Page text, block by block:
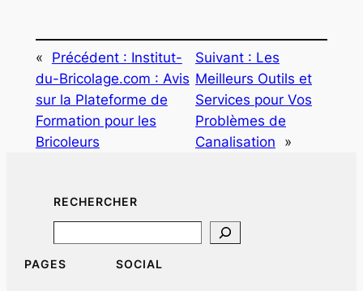
« Précédent : Institut-
du-Bricolage.com : Avis
sur la Plateforme de
Formation pour les
Bricoleurs
Suivant : Les
Meilleurs Outils et
Services pour Vos
Problèmes de
Canalisation
»
RECHERCHER
PAGES SOCIAL